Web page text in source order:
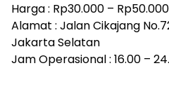
Harga : Rp30.000 –
Alamat : Jalan Cikajang
Jakarta Selatan
Jam Operasional : 16.00 –